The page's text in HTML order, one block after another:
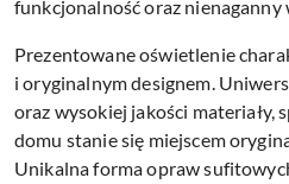
funkcjonalność oraz nienaganny
Prezentowane oświetlenie
i oryginalnym designem.
oraz wysokiej jakości materiały,
domu stanie się miejscem
Unikalna forma opraw